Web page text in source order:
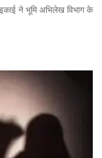
इकाई ने भूमि अभिलेख विभाग के